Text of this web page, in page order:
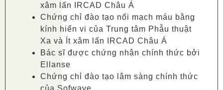
xâm lấn IRCAD Châu Á
Chứng chỉ đào tạo nối mạch máu bằng
kính hiển vi của Trung tâm Phẫu thuật
Xa và Ít xâm lấn IRCAD Châu Á
Bác sĩ được chứng nhận chính thức bởi
Ellanse
Chứng chỉ đào tạo lâm sàng chính thức
của Sofwave